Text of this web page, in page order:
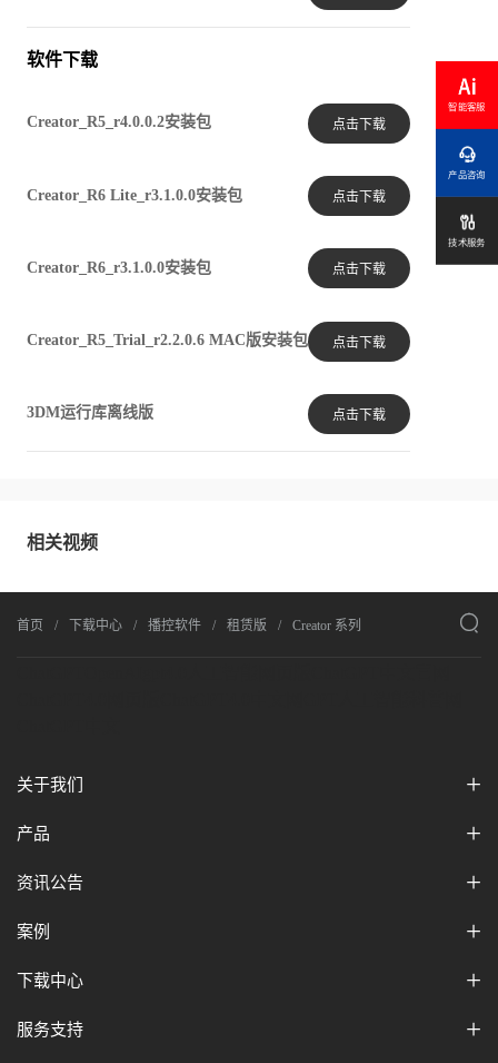
软件下载
Creator_R5_r4.0.0.2安装包 点击下载
Creator_R6 Lite_r3.1.0.0安装包 点击下载
Creator_R6_r3.1.0.0安装包 点击下载
Creator_R5_Trial_r2.2.0.6 MAC版安装包 点击下载
3DM运行库离线版 点击下载
相关视频
首页 下载中心 播控软件 租赁版 Creator 系列 
关于我们
产品
资讯公告
案例
下载中心
服务支持
智能客服

产品咨询

技术服务